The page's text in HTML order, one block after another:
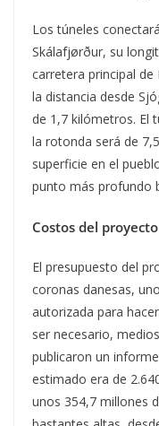
Los túneles
Skálafjørður, su
carretera principal
la distancia desde
de 1,7 kilómetros. El
la rotonda será de
superficie en el
punto más profundo
Costos del proyecto
El presupuesto del
coronas danesas,
autorizada para
ser necesario,
publicaron un
estimado era de
unos 354,7 millones